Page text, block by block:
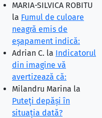
MARIA-SILVICA ROBITU
la Fumul de culoare
neagră emis de
eşapament indică:
Adrian C. la Indicatorul
din imagine vă
avertizează că:
Milandru Marina la
Puteţi depăşi în
situaţia dată?